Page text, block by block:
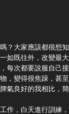
？大家應該都很想知
如既往外，改變最
每次都要說服自己
，變得很焦躁，甚
氣良好的我相比，簡
作，白天進行訓練